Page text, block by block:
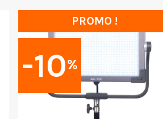
-10%
PROMO !